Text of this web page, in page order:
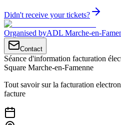
Didn't receive your tickets?
Organised byADL Marche-en-
Contact
Séance d'information facturation
Square Marche-en-Famenne
Tout savoir sur la facturation
facture